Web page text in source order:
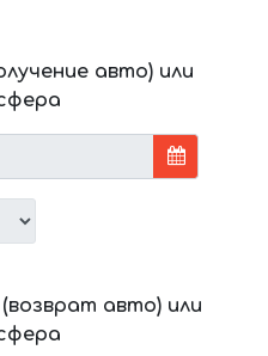
авто) или
авто) или